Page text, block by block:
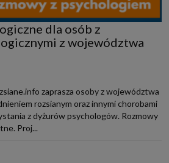
dla osób z
z województwa
zaprasza osoby z województwa
rozsianym oraz innymi chorobami
z dyżurów psychologów. Rozmowy
Proj...